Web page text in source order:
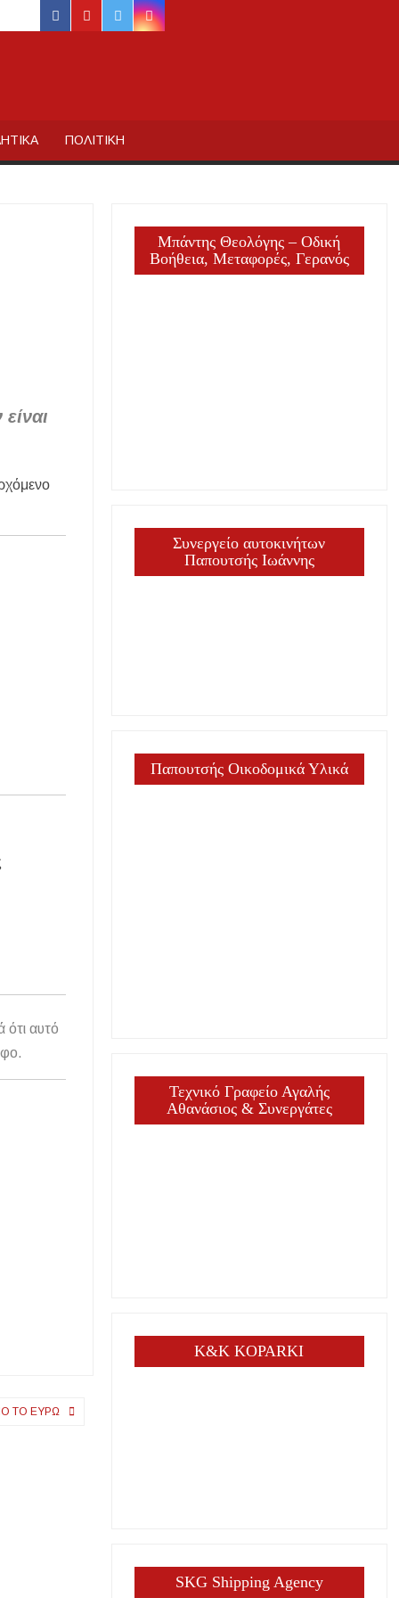
facebook
youtubetwitterinstagram
ΠΟΛΙΤΙΚΗ
αυτό
ΤΟ ΕΥΡΏ
Μπάντης Θεολόγης – Οδική
Βοήθεια, Μεταφορές, Γερανός
Συνεργείο αυτοκινήτων
Παπουτσής Ιωάννης
Παπουτσής Οικοδομικά Υλικά
Τεχνικό Γραφείο Αγαλής
Αθανάσιος & Συνεργάτες
K&K KOPARKI
SKG Shipping Agency